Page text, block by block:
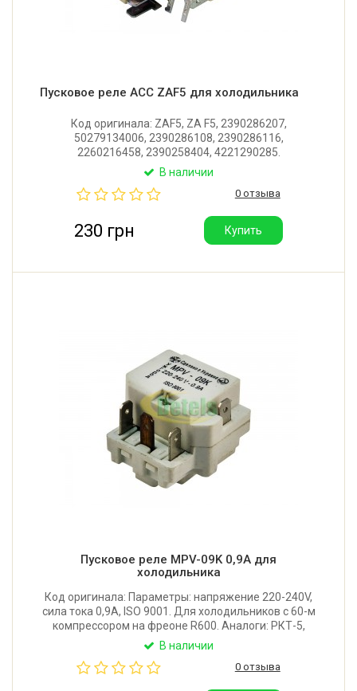
Пусковое реле ACC ZAF5 для холодильника
Код оригинала: ZAF5, ZA F5, 2390286207,
50279134006, 2390286108, 2390286116,
2260216458, 2390258404, 4221290285.
Оригинальное пускозащитное реле для
HMK95AA, HKK95AA, HQY90AA, HVY75AA.
В наличии
0 отзыва
230 грн Купить
Пусковое реле MPV-09K 0,9A для
холодильника
Код оригинала: Параметры: напряжение 220-240V,
сила тока 0,9A, ISO 9001. Для холодильников с 60-м
компрессором на фреоне R600. Аналоги: РКТ-5,
ПЗР-0,9A, ПЗР-00/03. Производитель: Украина.
В наличии
0 отзыва